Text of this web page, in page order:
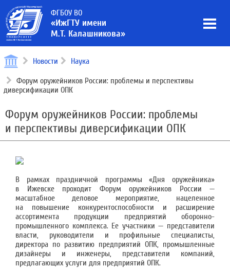
ФГБОУ ВО
«ИжГТУ имени
М.Т. Калашникова»
Новости Наука
Форум оружейников России: проблемы и перспективы
диверсификации ОПК
Форум оружейников России: проблемы
и перспективы диверсификации ОПК
В рамках праздничной программы «Дня оружейника»
в Ижевске проходит Форум оружейников России —
масштабное деловое мероприятие, нацеленное
на повышение конкурентоспособности и расширение
ассортимента продукции предприятий оборонно-
промышленного комплекса. Ее участники — представители
власти, руководители и профильные специалисты,
директора по развитию предприятий ОПК, промышленные
дизайнеры и инженеры, представители компаний,
предлагающих услуги для предприятий ОПК.